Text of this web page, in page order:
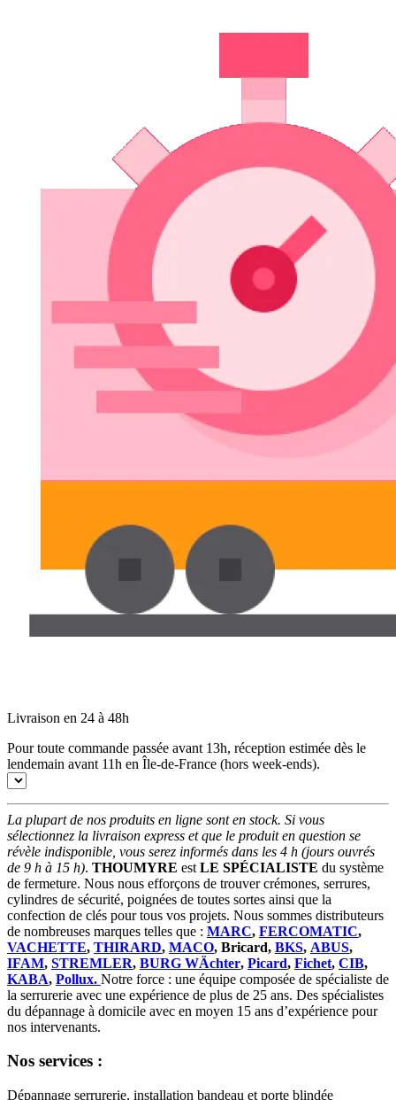
Livraison en 24 à 48h
Pour toute commande passée avant 13h, réception estimée dès le
lendemain avant 11h en Île-de-France (hors week-ends).
La plupart de nos produits en ligne sont en stock. Si vous
sélectionnez la livraison express et que le produit en question se
révèle indisponible, vous serez informés dans les 4 h (jours ouvrés
de 9 h à 15 h). THOUMYRE est LE SPÉCIALISTE du système
de fermeture. Nous nous efforçons de trouver crémones, serrures,
cylindres de sécurité, poignées de toutes sortes ainsi que la
confection de clés pour tous vos projets. Nous sommes distributeurs
de nombreuses marques telles que : MARC, FERCOMATIC,
VACHETTE, THIRARD, MACO, Bricard, BKS, ABUS,
IFAM, STREMLER, BURG WÄchter, Picard, Fichet, CIB,
KABA, Pollux. Notre force : une équipe composée de spécialiste de
la serrurerie avec une expérience de plus de 25 ans. Des spécialistes
du dépannage à domicile avec en moyen 15 ans d’expérience pour
nos intervenants.
Nos services :
Dépannage serrurerie, installation bandeau et porte blindée